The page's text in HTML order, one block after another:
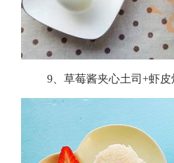
9、草莓酱夹心土司+虾